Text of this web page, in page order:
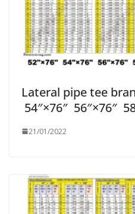
Lateral pipe tee
54″×76″ 56″×76″
21/01/2022